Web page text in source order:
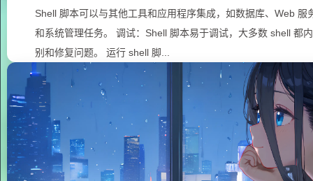
Shell 脚本可以与其他工具和应用程序集成，如数据库、Web
和系统管理任务。 调试：Shell 脚本易于调试，大多数 shell 都
别和修复问题。 运行 shell 脚...